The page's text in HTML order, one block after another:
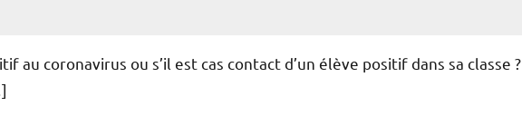
au coronavirus ou s’il est cas contact d’un élève positif dans sa classe ?